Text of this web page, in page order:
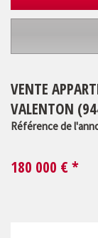
VENTE
VALENTON
Référence de
180 000 € *